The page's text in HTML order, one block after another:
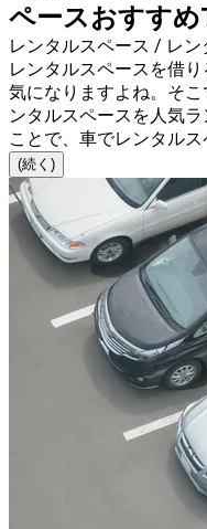
ペースおすすめ
レンタルスペース / レン
レンタルスペースを借
気になりますよね。そ
ンタルスペースを人気
ことで、車でレンタル
(続く)